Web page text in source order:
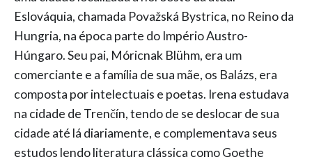
Eslováquia, chamada Považská Bystrica, no Reino da
Hungria, na época parte do Império Austro-
Húngaro. Seu pai, Móricnak Blühm, era um
comerciante e a família de sua mãe, os Balázs, era
composta por intelectuais e poetas. Irena estudava
na cidade de Trenčín, tendo de se deslocar de sua
cidade até lá diariamente, e complementava seus
estudos lendo literatura clássica como Goethe